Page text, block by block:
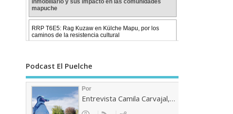
Podcast El Puelche